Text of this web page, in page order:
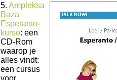
5.Ampleksa
Baza
Esperanto-
kurso: een
CD-Rom
waarop je
alles vindt:
een cursus
voor